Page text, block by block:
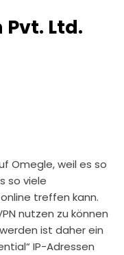
Pvt. Ltd.
Omegle, weil es so
so viele
treffen kann.
nutzen zu können
ist daher ein
IP-Adressen